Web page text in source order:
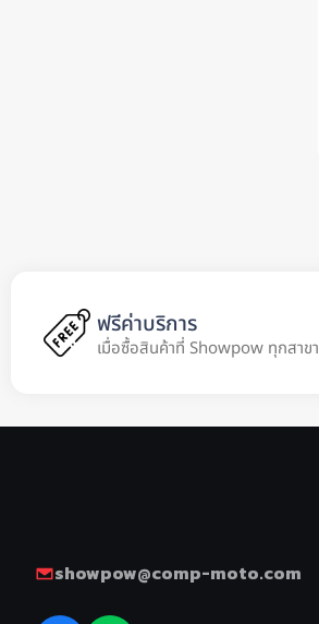
ฟรีค่าบริการ
เมื่อซื้อสินค้าที่ Showpow ทุกสาขา
showpow@comp-moto.com